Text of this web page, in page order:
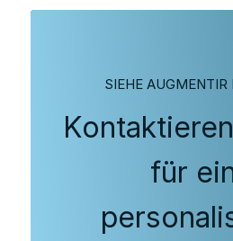
SIEHE AUGMENTIR
für